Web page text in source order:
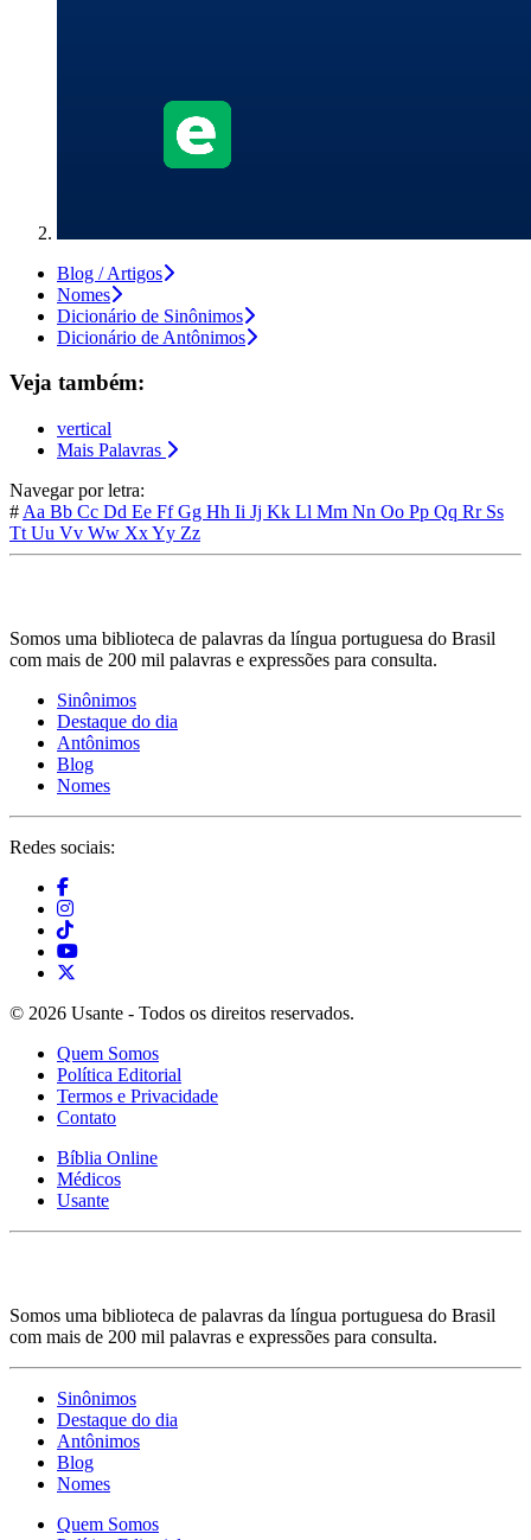
Blog / Artigos
Nomes
Dicionário de Sinônimos
Dicionário de Antônimos
Veja também:
vertical
Mais Palavras
Navegar por letra:
# Aa Bb Cc Dd Ee FfGg Hh Ii Jj Kk Ll Mm Nn Oo Pp Qq Rr Ss
Tt Uu Vv Ww XxYy Zz
Somos uma biblioteca de palavras da língua portuguesa do Brasil
com mais de 200 mil palavras e expressões para consulta.
Sinônimos
Destaque do dia
Antônimos
Blog
Nomes
Redes sociais:
© 2026 Usante - Todos os direitos reservados.
Quem Somos
Política Editorial
Termos e Privacidade
Contato
Bíblia Online
Médicos
Usante
Somos uma biblioteca de palavras da língua portuguesa do Brasil
com mais de 200 mil palavras e expressões para consulta.
Sinônimos
Destaque do dia
Antônimos
Blog
Nomes
Quem Somos